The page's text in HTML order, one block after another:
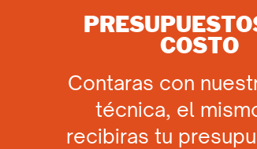
COSTO
Contaras con
técnica, el
recibiras tu